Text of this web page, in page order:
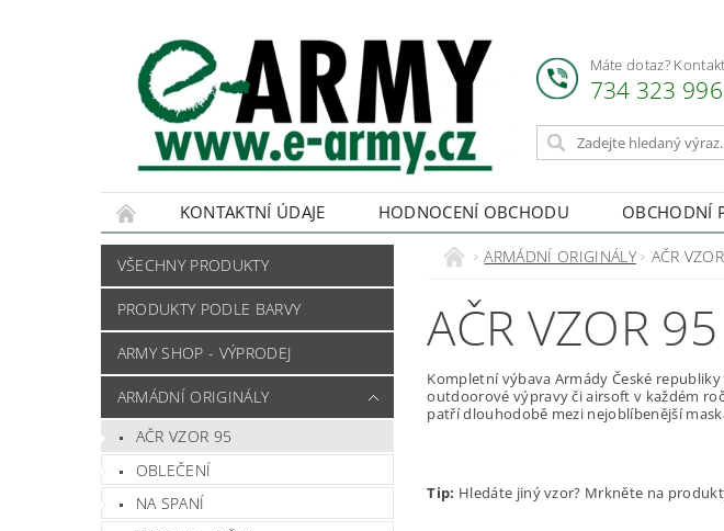
Máte dotaz?
734 323 996
KONTAKTNÍ ÚDAJE HODNOCENÍ OBCHODU OBCHODNÍ
VŠECHNY PRODUKTY
PRODUKTY PODLE BARVY
ARMY SHOP - VÝPRODEJ
ARMÁDNÍ ORIGINÁLY
AČR VZOR 95
OBLEČENÍ
NA SPANÍ
ARMÁDNÍ ORIGINÁLY AČR
AČR VZOR 95
Kompletní výbava Armády České
outdoorové výpravy či airsoft v každém
patří dlouhodobě mezi nejoblíbenější
Tip: Hledáte jiný vzor? Mrkněte na